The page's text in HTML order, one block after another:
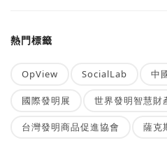
熱門標籤
OpView SocialLab 中
國際發明展 世界發明智慧財
台灣發明商品促進協會 薩克